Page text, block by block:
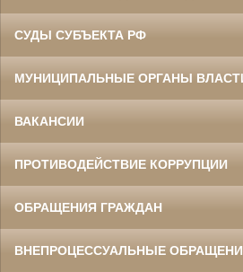
СУДЫ СУБЪЕКТА РФ
МУНИЦИПАЛЬНЫЕ ОРГАНЫ
ВАКАНСИИ
ПРОТИВОДЕЙСТВИЕ КОРРУПЦИИ
ОБРАЩЕНИЯ ГРАЖДАН
ВНЕПРОЦЕССУАЛЬНЫЕ